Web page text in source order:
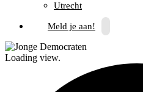
Utrecht
Meld je aan!
Loading view.